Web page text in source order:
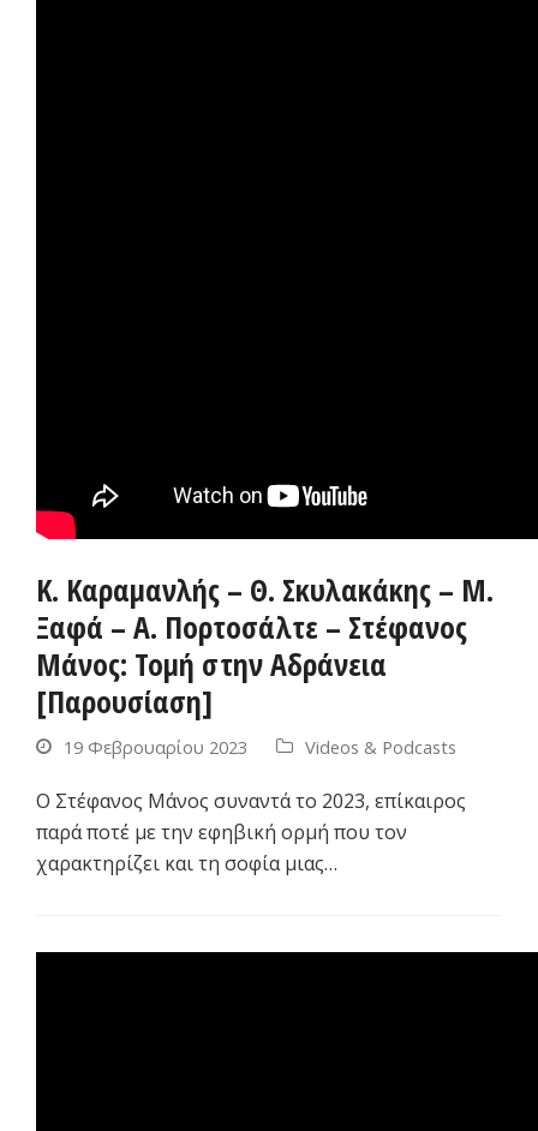
Κ. Καραμανλής – Θ. Σκυλακάκης – Μ.
Ξαφά – Α. Πορτοσάλτε – Στέφανος
Μάνος: Τομή στην Αδράνεια
[Παρουσίαση]
19 Φεβρουαρίου 2023 Videos & Podcasts
Ο Στέφανος Μάνος συναντά το 2023, επίκαιρος
παρά ποτέ με την εφηβική ορμή που τον
χαρακτηρίζει και τη σοφία μιας…